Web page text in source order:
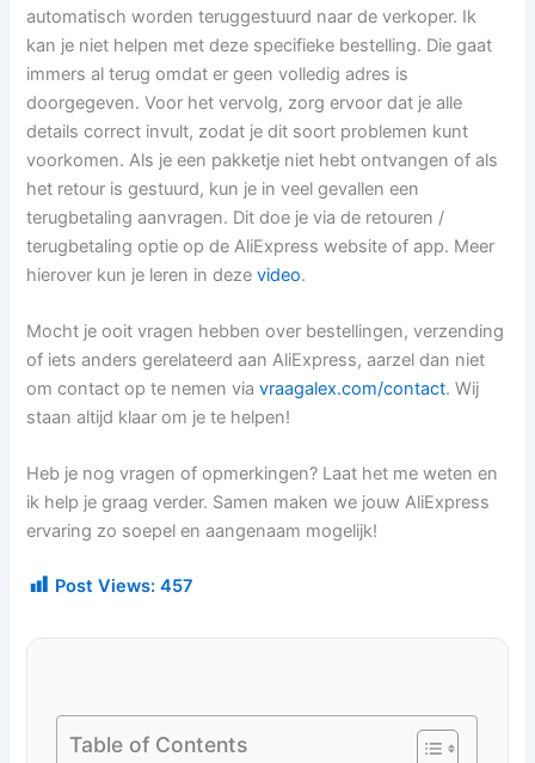
automatisch worden teruggestuurd naar de verkoper. Ik
kan je niet helpen met deze specifieke bestelling. Die gaat
immers al terug omdat er geen volledig adres is
doorgegeven. Voor het vervolg, zorg ervoor dat je alle
details correct invult, zodat je dit soort problemen kunt
voorkomen. Als je een pakketje niet hebt ontvangen of als
het retour is gestuurd, kun je in veel gevallen een
terugbetaling aanvragen. Dit doe je via de retouren /
terugbetaling optie op de AliExpress website of app. Meer
hierover kun je leren in dezevideo.
Mocht je ooit vragen hebben over bestellingen, verzending
of iets anders gerelateerd aan AliExpress, aarzel dan niet
om contact op te nemen viavraagalex.com/contact. Wij
staan altijd klaar om je te helpen!
Heb je nog vragen of opmerkingen? Laat het me weten en
ik help je graag verder. Samen maken we jouw AliExpress
ervaring zo soepel en aangenaam mogelijk!
Post Views: 457
Table of Contents